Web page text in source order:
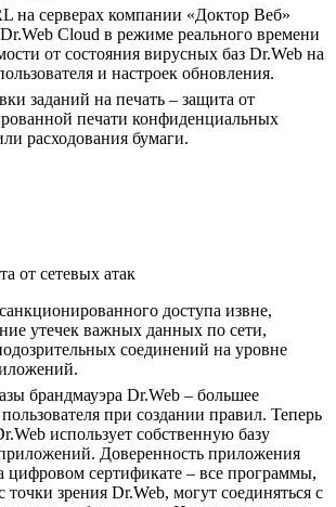
на серверах компании «Доктор Веб»
Dr.Web Cloud в режиме реального времени
от состояния вирусных баз Dr.Web на
и настроек обновления.
заданий на печать – защита от
печати конфиденциальных
расходования бумаги.
от сетевых атак
доступа извне,
утечек важных данных по сети,
соединений на уровне
брандмауэра Dr.Web – большее
при создании правил. Теперь
использует собственную базу
Доверенность приложения
цифровом сертификате – все программы,
точки зрения Dr.Web, могут соединяться с